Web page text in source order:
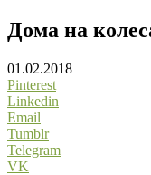
Дома на
01.02.2018
Pinterest
Linkedin
Email
Tumblr
Telegram
VK